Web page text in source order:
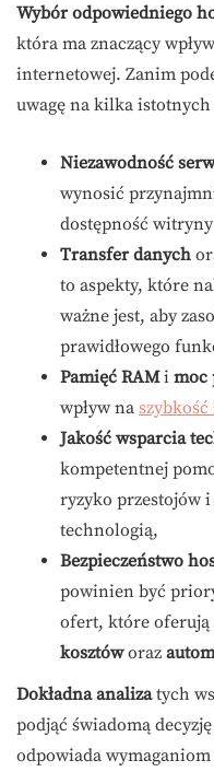
Wybór odpowiedniego
która ma znaczący
internetowej. Zanim
uwagę na kilka
Niezawodność
wynosić
dostępność
Transfer danych
to aspekty, które
ważne jest, aby
prawidłowego
Pamięć RAMi moc
wpływ na szybkość
Jakość wsparcia
kompetentnej
ryzyko przestojów
technologią,
Bezpieczeństwo
powinien być
ofert, które oferują
kosztóworaz
Dokładna analizatych
podjąć świadomą
odpowiada